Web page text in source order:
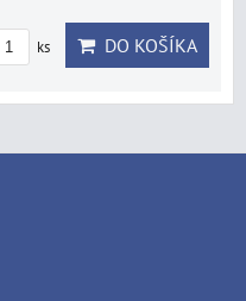
ks DO KOŠÍKA